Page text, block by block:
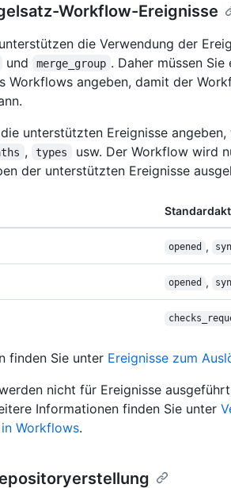
Workflow-Ereignisse
die Verwendung der
und merge_group . Daher müssen
Workflows angeben, damit der
unterstützten Ereignisse
, types
usw. Der Workflow wird
der unterstützten Ereignisse
opened ,
opened ,
finden Sie unter Ereignisse zum
nicht für Ereignisse
Informationen finden Sie unter
Workflows.